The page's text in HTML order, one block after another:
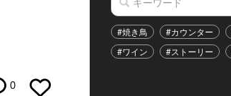
0
#焼き鳥 #カウンター
#ワイン
#ストーリー